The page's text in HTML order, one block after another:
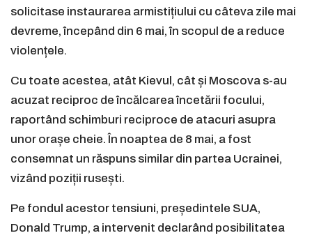
solicitase instaurarea armistițiului cu câteva zile mai
devreme, începând din 6 mai, în scopul de a reduce
violențele.
Cu toate acestea, atât Kievul, cât și Moscova s-au
acuzat reciproc de încălcarea încetării focului,
raportând schimburi reciproce de atacuri asupra
unor orașe cheie. În noaptea de 8 mai, a fost
consemnat un răspuns similar din partea Ucrainei,
vizând poziții rusești.
Pe fondul acestor tensiuni, președintele SUA,
Donald Trump, a intervenit declarând posibilitatea